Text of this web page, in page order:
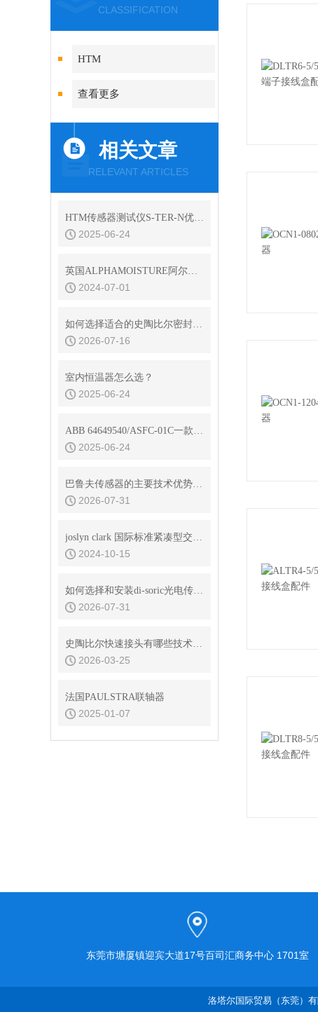
CLASSIFICATION
HTM
查看更多
相关文章
RELEVANT ARTICLES
HTM传感器测试仪S-TER-N优化方式
2025-06-24
英国ALPHAMOISTURE阿尔法简介
2024-07-01
如何选择适合的史陶比尔密封接头型号
2026-07-16
室内恒温器怎么选？
2025-06-24
ABB 64649540/ASFC-01C一款功能*的开关熔丝控制器
2025-06-24
巴鲁夫传感器的主要技术优势是什么
2026-07-31
joslyn clark 国际标准紧凑型交流接触器
2024-10-15
如何选择和安装di-soric光电传感器
2026-07-31
史陶比尔快速接头有哪些技术优势？
2026-03-25
法国PAULSTRA联轴器
2025-01-07
东莞市塘厦镇迎宾大道17号百司汇商务中心 1701室
洛塔尔国际贸易（东莞）